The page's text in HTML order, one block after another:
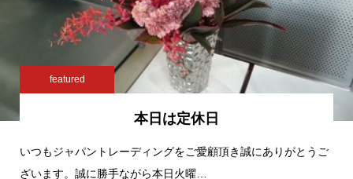
featured
本日は定休日
いつもジャパントレーディングをご愛顧頂き誠にありがとうご
ざいます。誠に勝手ながら本日火曜…